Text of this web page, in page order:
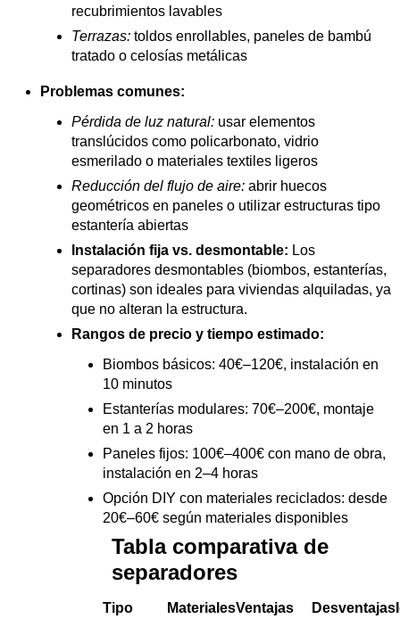
recubrimientos lavables
Terrazas: toldos enrollables, paneles de bambú
tratado o celosías metálicas
Problemas comunes:
Pérdida de luz natural: usar elementos
translúcidos como policarbonato, vidrio
esmerilado o materiales textiles ligeros
Reducción del flujo de aire: abrir huecos
geométricos en paneles o utilizar estructuras tipo
estantería abiertas
Instalación fija vs. desmontable: Los
separadores desmontables (biombos, estanterías,
cortinas) son ideales para viviendas alquiladas, ya
que no alteran la estructura.
Rangos de precio y tiempo estimado:
Biombos básicos: 40€–120€, instalación en
10 minutos
Estanterías modulares: 70€–200€, montaje
en 1 a 2 horas
Paneles fijos: 100€–400€ con mano de obra,
instalación en 2–4 horas
Opción DIY con materiales reciclados: desde
20€–60€ según materiales disponibles
Tabla comparativa de
separadores
Tipo MaterialesVentajas Desventajas